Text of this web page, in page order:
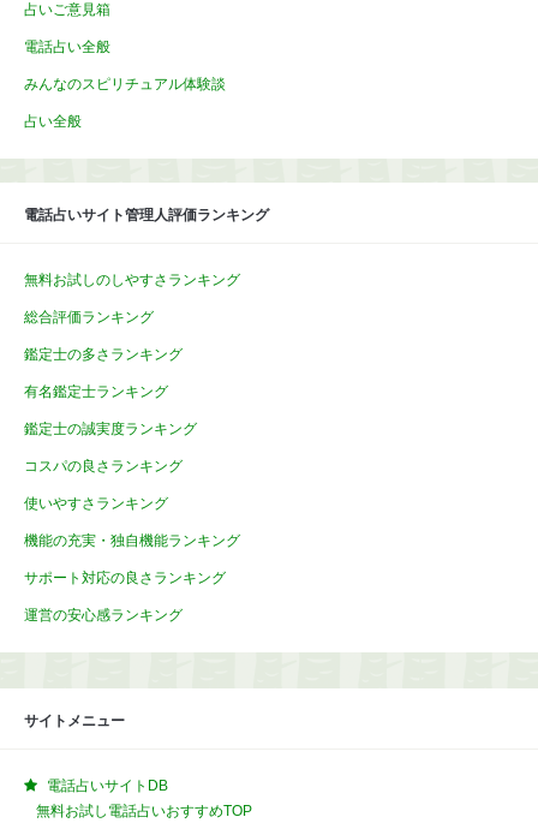
占いご意見箱
電話占い全般
みんなのスピリチュアル体験談
占い全般
電話占いサイト管理人評価ランキング
無料お試しのしやすさランキング
総合評価ランキング
鑑定士の多さランキング
有名鑑定士ランキング
鑑定士の誠実度ランキング
コスパの良さランキング
使いやすさランキング
機能の充実・独自機能ランキング
サポート対応の良さランキング
運営の安心感ランキング
サイトメニュー
電話占いサイトDB
無料お試し電話占いおすすめTOP